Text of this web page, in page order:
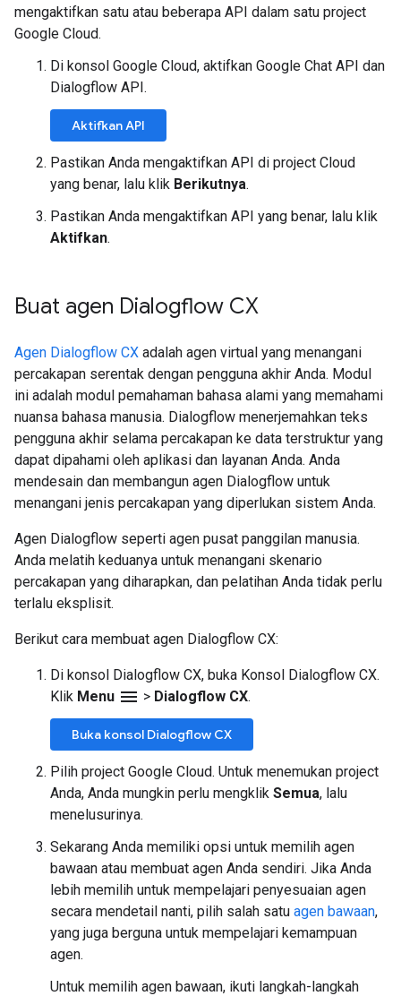
mengaktifkan satu atau beberapa API dalam satu project
Google Cloud.
Di konsol Google Cloud, aktifkan Google Chat API dan
Dialogflow API.
Aktifkan API
Pastikan Anda mengaktifkan API di project Cloud
yang benar, lalu klik Berikutnya.
Pastikan Anda mengaktifkan API yang benar, lalu klik
Aktifkan.
Buat agen Dialogflow CX
Agen Dialogflow CX adalah agen virtual yang menangani
percakapan serentak dengan pengguna akhir Anda. Modul
ini adalah modul pemahaman bahasa alami yang memahami
nuansa bahasa manusia. Dialogflow menerjemahkan teks
pengguna akhir selama percakapan ke data terstruktur yang
dapat dipahami oleh aplikasi dan layanan Anda. Anda
mendesain dan membangun agen Dialogflow untuk
menangani jenis percakapan yang diperlukan sistem Anda.
Agen Dialogflow seperti agen pusat panggilan manusia.
Anda melatih keduanya untuk menangani skenario
percakapan yang diharapkan, dan pelatihan Anda tidak perlu
terlalu eksplisit.
Berikut cara membuat agen Dialogflow CX:
Di konsol Dialogflow CX, buka Konsol Dialogflow CX.
Klik Menu menu > Dialogflow CX.
Buka konsol Dialogflow CX
Pilih project Google Cloud. Untuk menemukan project
Anda, Anda mungkin perlu mengklik Semua, lalu
menelusurinya.
Sekarang Anda memiliki opsi untuk memilih agen
bawaan atau membuat agen Anda sendiri. Jika Anda
lebih memilih untuk mempelajari penyesuaian agen
secara mendetail nanti, pilih salah satu agen bawaan,
yang juga berguna untuk mempelajari kemampuan
agen.
Untuk memilih agen bawaan, ikuti langkah-langkah